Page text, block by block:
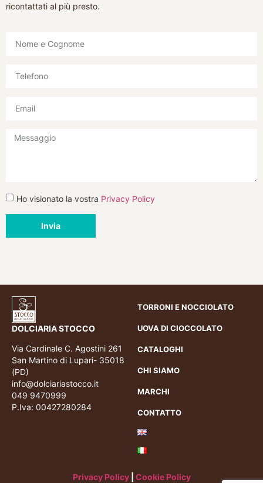
Ho visionato la vostra Privacy Policy
Invia
ricontattati al più presto.
DOLCIARIA STOCCO
Via Cardinale C. Agostini 261
San Martino di Lupari- 35018
(PD)
info@dolciariastocco.it
049 9470999
P.Iva: 00427280284
TORRONI E NOCCIOLATO
UOVA DI CIOCCOLATO
CATALOGHI
CHI SIAMO
MARCHI
CONTATTO
Privacy Policy| Cookie Policy